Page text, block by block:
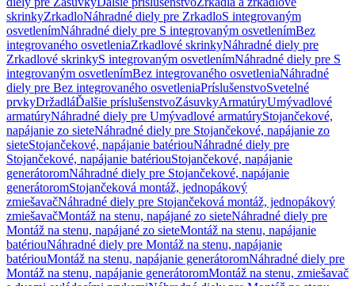
skrinkyZrkadloNáhradné diely pre ZrkadloS integrovaným
osvetlenímNáhradné diely pre S integrovaným osvetlenímBez
integrovaného osvetleniaZrkadlové skrinkyNáhradné diely pre
Zrkadlové skrinkyS integrovaným osvetlenímNáhradné diely pre S
integrovaným osvetlenímBez integrovaného osvetleniaNáhradné
diely pre Bez integrovaného osvetleniaPríslušenstvoSvetelné
prvkyDržadláĎalšie príslušenstvoZásuvkyArmatúryUmývadlové
armatúryNáhradné diely pre Umývadlové armatúryStojančekové,
napájanie zo sieteNáhradné diely pre Stojančekové, napájanie zo
sieteStojančekové, napájanie batériouNáhradné diely pre
Stojančekové, napájanie batériouStojančekové, napájanie
generátoromNáhradné diely pre Stojančekové, napájanie
generátoromStojančeková montáž, jednopákový
zmiešavačNáhradné diely pre Stojančeková montáž, jednopákový
zmiešavačMontáž na stenu, napájané zo sieteNáhradné diely pre
Montáž na stenu, napájané zo sieteMontáž na stenu, napájanie
batériouNáhradné diely pre Montáž na stenu, napájanie
batériouMontáž na stenu, napájanie generátoromNáhradné diely pre
Montáž na stenu, napájanie generátoromMontáž na stenu, zmiešavač